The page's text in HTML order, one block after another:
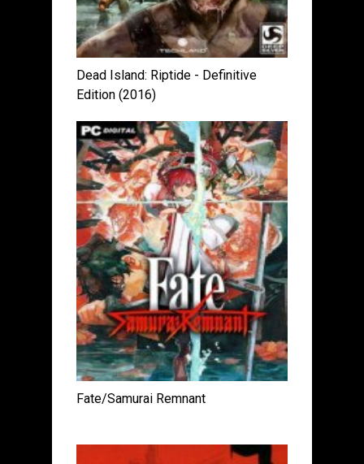
Dead Island: Riptide - Definitive
Edition (2016)
Fate/Samurai Remnant